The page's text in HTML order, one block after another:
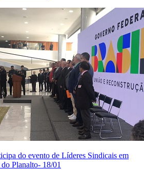
do evento de Líderes Sindicais em
Planalto- 18/01